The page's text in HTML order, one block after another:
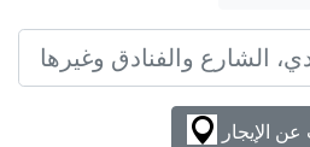
الإيجار